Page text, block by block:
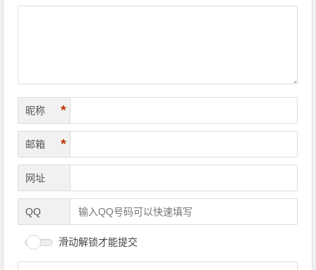
昵称 *
邮箱 *
网址
QQ
滑动解锁才能提交